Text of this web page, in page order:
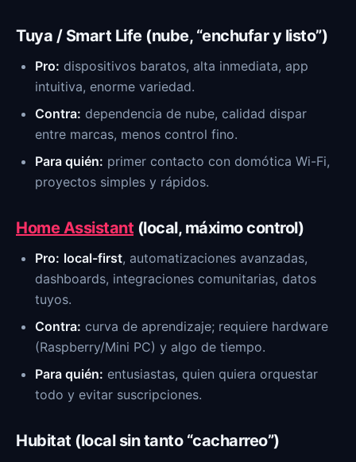
Tuya / Smart Life (nube, “enchufar y listo”)
Pro: dispositivos baratos, alta inmediata, app
intuitiva, enorme variedad.
Contra: dependencia de nube, calidad dispar
entre marcas, menos control fino.
Para quién: primer contacto con domótica Wi-Fi,
proyectos simples y rápidos.
Home Assistant (local, máximo control)
Pro: local-first, automatizaciones avanzadas,
dashboards, integraciones comunitarias, datos
tuyos.
Contra: curva de aprendizaje; requiere hardware
(Raspberry/Mini PC) y algo de tiempo.
Para quién: entusiastas, quien quiera orquestar
todo y evitar suscripciones.
Hubitat (local sin tanto “cacharreo”)